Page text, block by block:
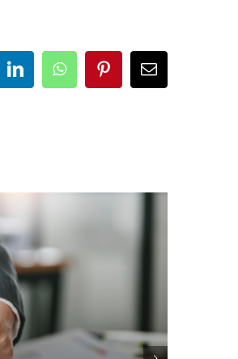
LinkedInWhatsAppPinterestCorreo
electrónico